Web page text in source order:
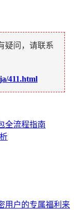
疑问，请联系
411.html
全流程指南
用户的专属福利来